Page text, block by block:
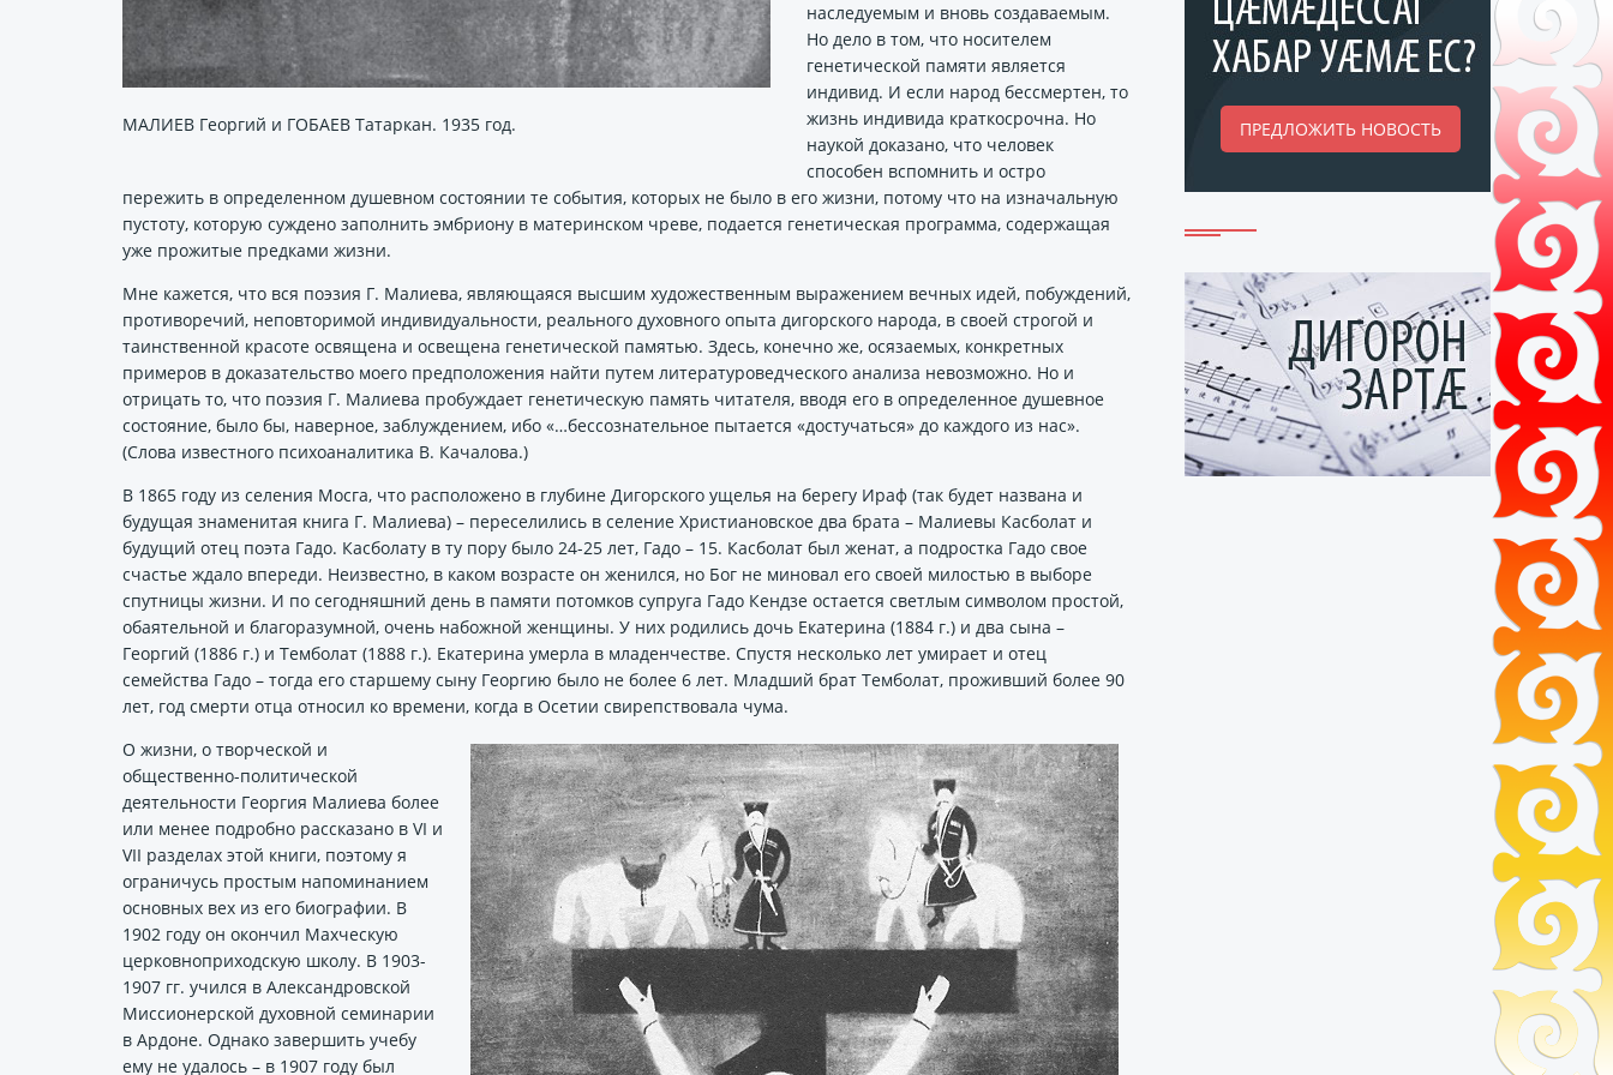
МАЛИЕВ Георгий и ГОБАЕВ Татаркан. 1935 год.
наследуемым и вновь создаваемым.
Но дело в том, что носителем
генетической памяти является
индивид. И если народ бессмертен, то
жизнь индивида краткосрочна. Но
наукой доказано, что человек
способен вспомнить и остро
пережить в определенном душевном состоянии те события, которых не было в его жизни, потому что на изначальную
пустоту, которую суждено заполнить эмбриону в материнском чреве, подается генетическая программа, содержащая
уже прожитые предками жизни.
Мне кажется, что вся поэзия Г. Малиева, являющаяся высшим художественным выражением вечных идей, побуждений,
противоречий, неповторимой индивидуальности, реального духовного опыта дигорского народа, в своей строгой и
таинственной красоте освящена и освещена генетической памятью. Здесь, конечно же, осязаемых, конкретных
примеров в доказательство моего предположения найти путем литературоведческого анализа невозможно. Но и
отрицать то, что поэзия Г. Малиева пробуждает генетическую память читателя, вводя его в определенное душевное
состояние, было бы, наверное, заблуждением, ибо «…бессознательное пытается «достучаться» до каждого из нас».
(Слова известного психоаналитика В. Качалова.)
В 1865 году из селения Мосга, что расположено в глубине Дигорского ущелья на берегу Ираф (так будет названа и
будущая знаменитая книга Г. Малиева) – переселились в селение Христиановское два брата – Малиевы Касболат и
будущий отец поэта Гадо. Касболату в ту пору было 24-25 лет, Гадо – 15. Касболат был женат, а подростка Гадо свое
счастье ждало впереди. Неизвестно, в каком возрасте он женился, но Бог не миновал его своей милостью в выборе
спутницы жизни. И по сегодняшний день в памяти потомков супруга Гадо Кендзе остается светлым символом простой,
обаятельной и благоразумной, очень набожной женщины. У них родились дочь Екатерина (1884 г.) и два сына –
Георгий (1886 г.) и Темболат (1888 г.). Екатерина умерла в младенчестве. Спустя несколько лет умирает и отец
семейства Гадо – тогда его старшему сыну Георгию было не более 6 лет. Младший брат Темболат, проживший более 90
лет, год смерти отца относил ко времени, когда в Осетии свирепствовала чума.
О жизни, о творческой и
общественно-политической
деятельности Георгия Малиева более
или менее подробно рассказано в VI и
VII разделах этой книги, поэтому я
ограничусь простым напоминанием
основных вех из его биографии. В
1902 году он окончил Махческую
церковноприходскую школу. В 1903-
1907 гг. учился в Александровской
Миссионерской духовной семинарии
в Ардоне. Однако завершить учебу
ему не удалось – в 1907 году был
ПРЕДЛОЖИТЬ НОВОСТЬ